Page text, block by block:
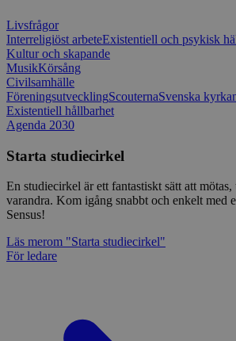
Livsfrågor
Interreligiöst arbeteExistentiell och psykisk
Kultur och skapande
MusikKörsång
Civilsamhälle
FöreningsutvecklingScouternaSvenska
Existentiell hållbarhet
Agenda 2030
Starta studiecirkel
En studiecirkel är ett fantastiskt sätt att
varandra. Kom igång snabbt och enkelt med
Sensus!
Läs merom "Starta studiecirkel"
För ledare